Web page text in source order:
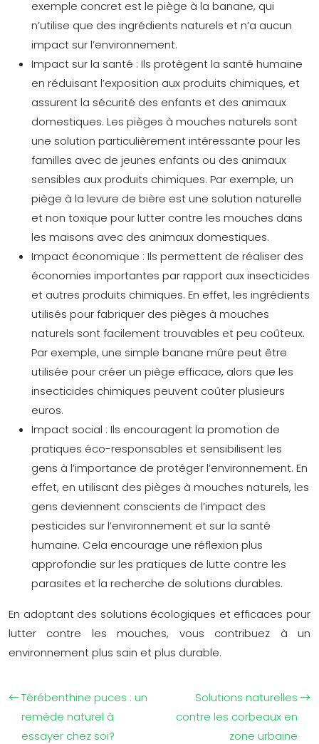
exemple concret est le piège à la banane, qui
n’utilise que des ingrédients naturels et n’a aucun
impact sur l’environnement.
Impact sur la santé : Ils protègent la santé humaine
en réduisant l’exposition aux produits chimiques, et
assurent la sécurité des enfants et des animaux
domestiques. Les pièges à mouches naturels sont
une solution particulièrement intéressante pour les
familles avec de jeunes enfants ou des animaux
sensibles aux produits chimiques. Par exemple, un
piège à la levure de bière est une solution naturelle
et non toxique pour lutter contre les mouches dans
les maisons avec des animaux domestiques.
Impact économique : Ils permettent de réaliser des
économies importantes par rapport aux insecticides
et autres produits chimiques. En effet, les ingrédients
utilisés pour fabriquer des pièges à mouches
naturels sont facilement trouvables et peu coûteux.
Par exemple, une simple banane mûre peut être
utilisée pour créer un piège efficace, alors que les
insecticides chimiques peuvent coûter plusieurs
euros.
Impact social : Ils encouragent la promotion de
pratiques éco-responsables et sensibilisent les
gens à l’importance de protéger l’environnement. En
effet, en utilisant des pièges à mouches naturels, les
gens deviennent conscients de l’impact des
pesticides sur l’environnement et sur la santé
humaine. Cela encourage une réflexion plus
approfondie sur les pratiques de lutte contre les
parasites et la recherche de solutions durables.
En adoptant des solutions écologiques et efficaces pour
lutter contre les mouches, vous contribuez à un
environnement plus sain et plus durable.
Térébenthine puces : un
remède naturel à
essayer chez soi?
Solutions naturelles
contre les corbeaux en
zone urbaine